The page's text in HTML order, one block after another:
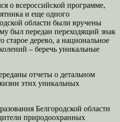
о всероссийской программе,
и еще одного
области были вручены
был передан переходящий знак
старое дерево, а национальное
– беречь уникальные
отчеты о детальном
этих уникальных
Белгородской области
природоохранных